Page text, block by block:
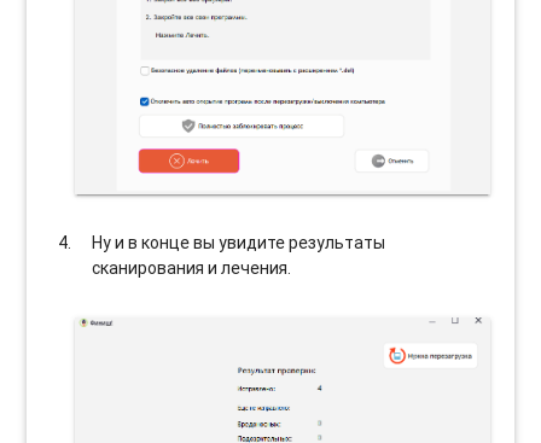
Ну и в конце вы увидите результаты
сканирования и лечения.